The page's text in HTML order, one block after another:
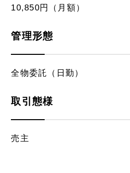
10,850円（月額）
管理形態
全物委託（日勤）
取引態様
売主